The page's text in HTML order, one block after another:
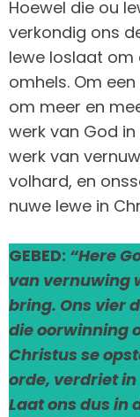
Hoewel die ou
verkondig ons
lewe loslaat om
omhels. Om
om meer en
werk van God
werk van
volhard, en
nuwe lewe in
GEBED: “Here
van vernuwing
bring. Ons vier
die oorwinning
Christus se
orde, verdriet
Laat ons dus in